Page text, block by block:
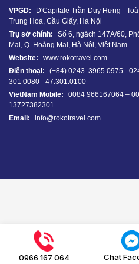
VPGD:
D'Capitale Trần Duy Hưng -
Trung Hoà, Cầu Giấy, Hà Nội
Trụ sở chính:
Số 6, ngách 147A/60,
Mai, Q. Hoàng Mai, Hà Nội, Việt Nam
Website:
www.rokotravel.com
Điện thoại:
(+84) 0243. 3965 0975 -
301 0080 - 47.301.0100
VietNam Mobile:
0084 966167064 –
13727382301
Email:
info@rokotravel.com
0966 167 064 Chat